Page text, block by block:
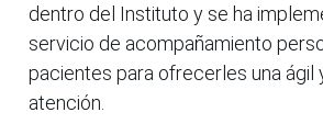
dentro del Instituto y se ha
servicio de acompañamiento
pacientes para ofrecerles una ágil
atención.